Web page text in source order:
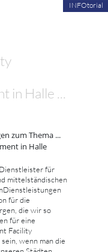
INFOtorial
in Halle ...
für
mittelständischen
für die
die wir so
für eine
Facility
wenn man die